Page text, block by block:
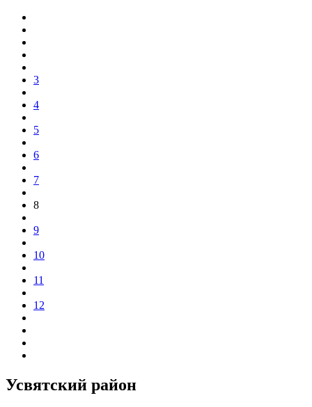
3
4
5
6
7
8
9
10
11
12
Усвятский район